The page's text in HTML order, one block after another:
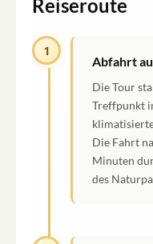
Reiseroute
1
Abfahrt
Die Tour
Treffpunkt
Die Fahrt
Minuten
des